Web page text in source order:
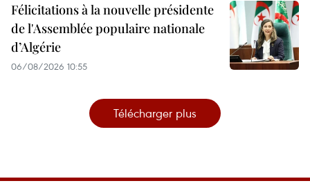
Félicitations à la nouvelle présidente
de l'Assemblée populaire nationale
d’Algérie
06/08/2026 10:55
Télécharger plus